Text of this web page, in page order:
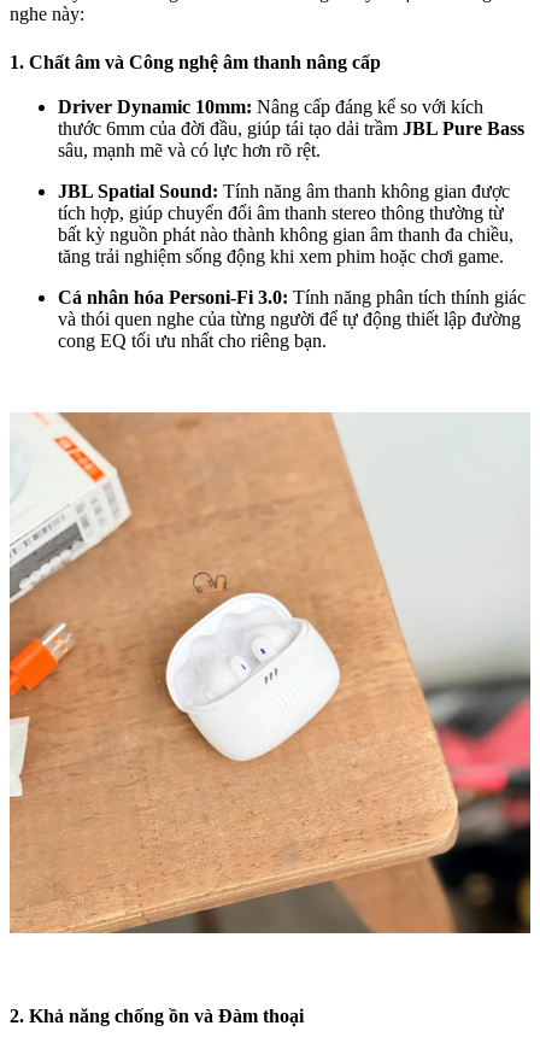
nghe này:
1. Chất âm và Công nghệ âm thanh nâng cấp
Driver Dynamic 10mm: Nâng cấp đáng kể so với kích
thước 6mm của đời đầu, giúp tái tạo dải trầm JBL Pure Bass
sâu, mạnh mẽ và có lực hơn rõ rệt.
JBL Spatial Sound: Tính năng âm thanh không gian được
tích hợp, giúp chuyển đổi âm thanh stereo thông thường từ
bất kỳ nguồn phát nào thành không gian âm thanh đa chiều,
tăng trải nghiệm sống động khi xem phim hoặc chơi game.
Cá nhân hóa Personi-Fi 3.0: Tính năng phân tích thính giác
và thói quen nghe của từng người để tự động thiết lập đường
cong EQ tối ưu nhất cho riêng bạn.
2. Khả năng chống ồn và Đàm thoại